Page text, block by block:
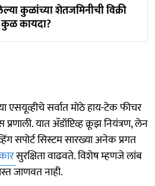
कुळांच्या शेतजमिनीची विक्री
कायदा?
सर्वात मोठे हाय-टेक फीचर
यात अ‍ॅडॉप्टिव्ह क्रूझ नियंत्रण, लेन
सपोर्ट सिस्टम सारख्या अनेक प्रगत
सुरक्षिता वाढवते. विशेष म्हणजे लांब
जाणवत नाही.